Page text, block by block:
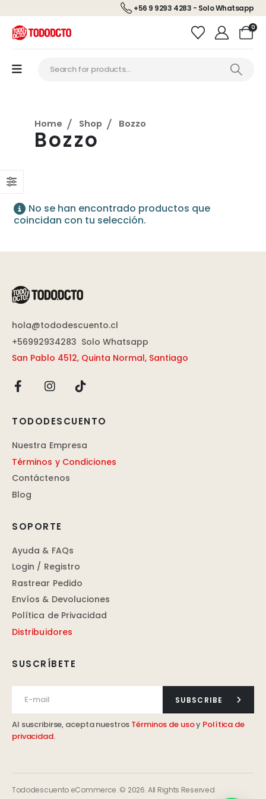
+56 9 9293 4283 - Solo Whatsapp
0
Home Shop Bozzo
Bozzo
No se han encontrado productos que
coincidan con tu selección.
hola@tododescuento.cl
+56992934283 Solo Whatsapp
San Pablo 4512, Quinta Normal, Santiago
SUSCRÍBETE
SUBSCRIBE
Al suscribirse, acepta nuestros Términos de usoy Política de
privacidad.
TODODESCUENTO
Nuestra Empresa
Términos y Condiciones
Contáctenos
Blog
SOPORTE
Ayuda & FAQs
Login / Registro
Rastrear Pedido
Envíos & Devoluciones
Política de Privacidad
Distribuidores
Tododescuento eCommerce. © 2026. All Rights Reserved